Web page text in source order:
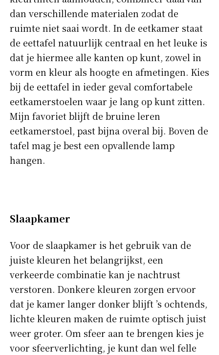
dan verschillende materialen zodat de
ruimte niet saai wordt. In de eetkamer staat
de eettafel natuurlijk centraal en het leuke is
dat je hiermee alle kanten op kunt, zowel in
vorm en kleur als hoogte en afmetingen. Kies
bij de eettafel in ieder geval comfortabele
eetkamerstoelen waar je lang op kunt zitten.
Mijn favoriet blijft de bruine leren
eetkamerstoel, past bijna overal bij. Boven de
tafel mag je best een opvallende lamp
hangen.
Slaapkamer
Voor de slaapkamer is het gebruik van de
juiste kleuren het belangrijkst, een
verkeerde combinatie kan je nachtrust
verstoren. Donkere kleuren zorgen ervoor
dat je kamer langer donker blijft ’s ochtends,
lichte kleuren maken de ruimte optisch juist
weer groter. Om sfeer aan te brengen kies je
voor sfeerverlichting, je kunt dan wel felle